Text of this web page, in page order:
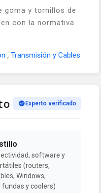
goma y tornillos de
con la normativa
, Transmisión y Cables
Experto verificado
software y
(routers,
Windows,
y coolers)